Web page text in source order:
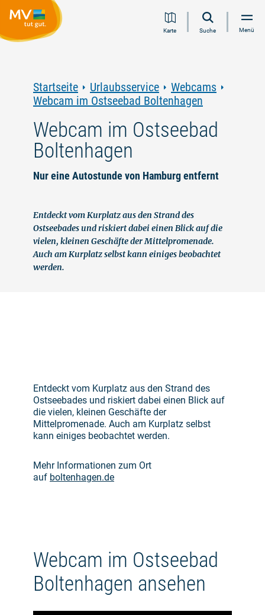
Inhalt
Navigation
Volltextsuche
FooterKarte Suche Menü
Startseite Urlaubsservice
Webcams
Webcam im Ostseebad Boltenhagen
Webcam im Ostseebad
Boltenhagen
Nur eine Autostunde von Hamburg entfernt
Entdeckt vom Kurplatz aus den Strand des
Ostseebades und riskiert dabei einen Blick auf die
vielen, kleinen Geschäfte der Mittelpromenade.
Auch am Kurplatz selbst kann einiges beobachtet
werden.
Entdeckt vom Kurplatz aus den Strand des
Ostseebades und riskiert dabei einen Blick auf
die vielen, kleinen Geschäfte der
Mittelpromenade. Auch am Kurplatz selbst
kann einiges beobachtet werden.
Mehr Informationen zum Ort
auf boltenhagen.de
Webcam im Ostseebad
Boltenhagen ansehen